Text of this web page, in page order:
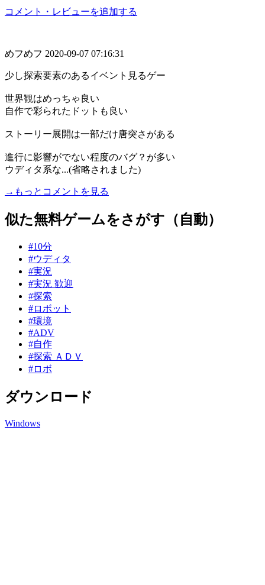
コメント・レビューを追加する
めフめフ 2020-09-07 07:16:31
少し探索要素のあるイベント見るゲー
世界観はめっちゃ良い
自作で彩られたドットも良い
ストーリー展開は一部だけ唐突さがある
進行に影響がでない程度のバグ？が多い
ウディタ系な...(省略されました)
→もっとコメントを見る
似た無料ゲームをさがす（自動）
#10分
#ウディタ
#実況
#実況 歓迎
#探索
#ロボット
#環境
#ADV
#自作
#探索 ＡＤＶ
#ロボ
ダウンロード
Windows